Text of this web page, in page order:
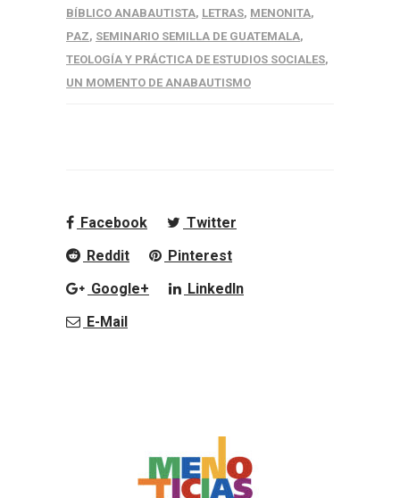
BÍBLICO ANABAUTISTA, LETRAS, MENONITA,
PAZ, SEMINARIO SEMILLA DE GUATEMALA,
TEOLOGÍA Y PRÁCTICA DE ESTUDIOS SOCIALES,
UN MOMENTO DE ANABAUTISMO
Facebook
Twitter
Reddit
Pinterest
Google+
LinkedIn
E-Mail